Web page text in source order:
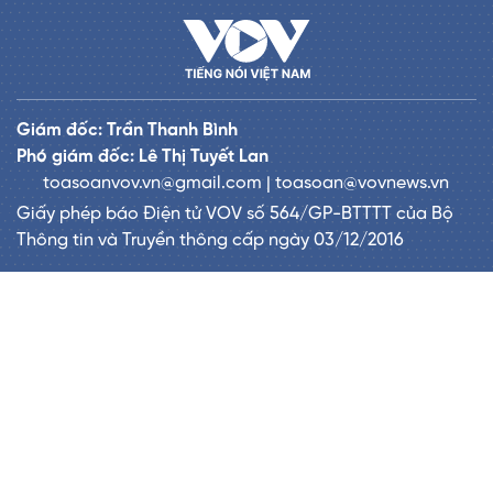
Giám đốc: Trần Thanh Bình
Phó giám đốc: Lê Thị Tuyết Lan
toasoanvov.vn@gmail.com | toasoan@vovnews.vn
Giấy phép báo Điện tử VOV số 564/GP-BTTTT của Bộ
Thông tin và Truyền thông cấp ngày 03/12/2016